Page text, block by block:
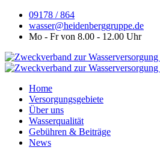
09178 / 864
wasser@heidenberggruppe.de
Mo - Fr von 8.00 - 12.00 Uhr
Home
Versorgungsgebiete
Über uns
Wasserqualität
Gebühren & Beiträge
News